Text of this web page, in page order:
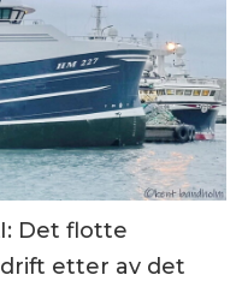
Det flotte
etter av det